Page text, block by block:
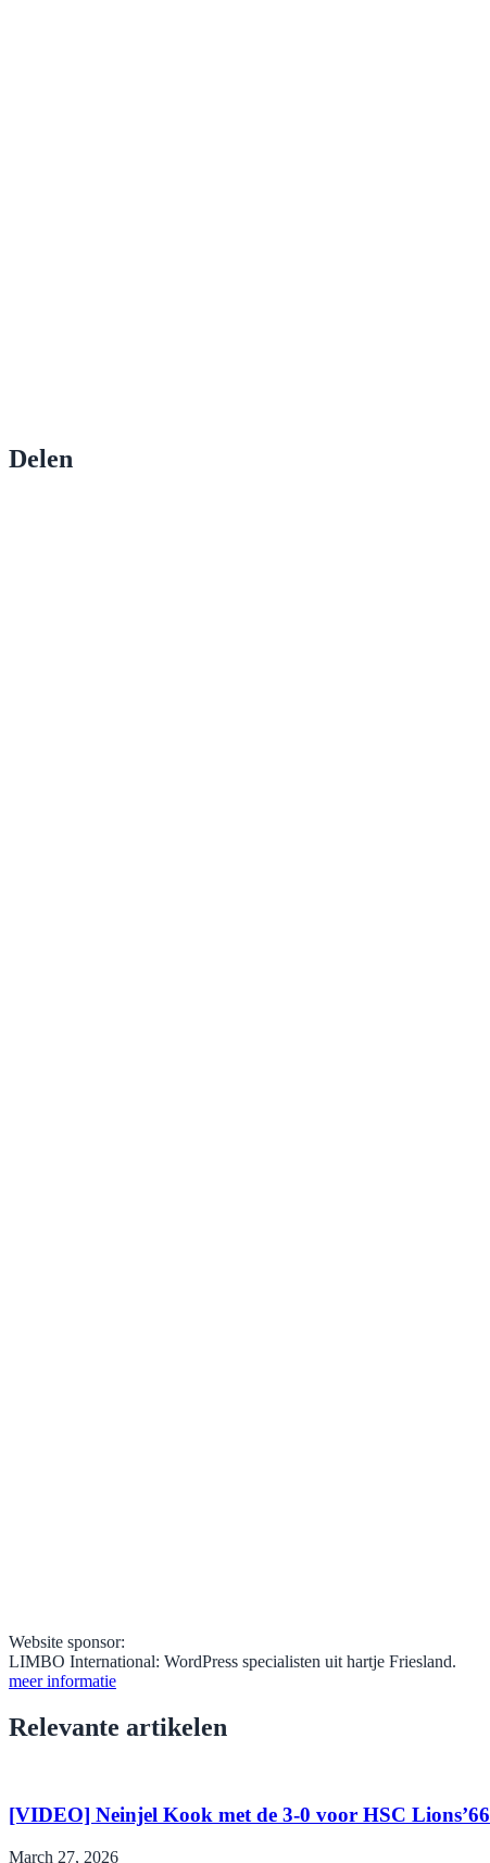
Delen
Website sponsor:
LIMBO International: WordPress specialisten uit hartje Friesland.
meer informatie
Relevante artikelen
[VIDEO] Neinjel Kook met de 3-0 voor HSC Lions’66
March 27, 2026